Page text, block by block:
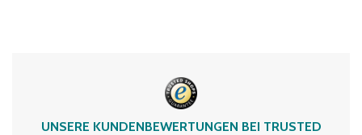
UNSERE KUNDENBEWERTUNGEN BEI TRUSTED